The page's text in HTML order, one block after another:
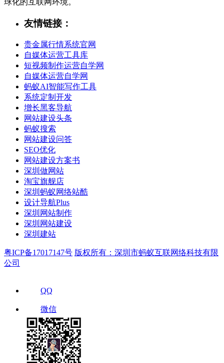
球化的互联网环境。
友情链接：
贵金属行情系统官网
自媒体运营工具库
短视频制作运营自学网
自媒体运营自学网
蚂蚁AI智能写作工具
系统定制开发
增长黑客导航
网站建设头条
蚂蚁搜索
网站建设问答
SEO优化
网站建设方案书
深圳做网站
淘宝旗舰店
深圳蚂蚁网络站酷
设计导航Plus
深圳网站制作
深圳网站建设
深圳建站
粤ICP备17017147号 版权所有：深圳市蚂蚁互联网络科技有限
公司
QQ
微信